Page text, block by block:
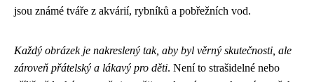
jsou známé tváře z akvárií, rybníků a pobřežních vod.
Každý obrázek je nakreslený tak, aby byl věrný skutečnosti, ale
zároveň přátelský a lákavý pro děti. Není to strašidelné nebo